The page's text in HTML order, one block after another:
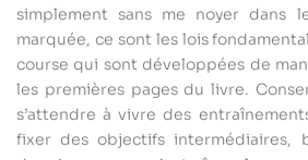
simplement sans me noyer dans
marquée, ce sont les lois
course qui sont développées de
les premières pages du livre.
s’attendre à vivre des
fixer des objectifs intermédiaires,